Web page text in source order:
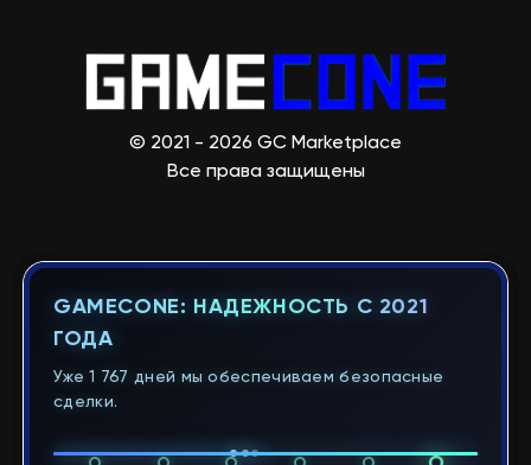
© 2021 - 2026 GC Marketplace
Все права защищены
GAMECONE: НАДЕЖНОСТЬ С 2021
ГОДА
Уже 1 767 дней мы обеспечиваем безопасные
сделки.